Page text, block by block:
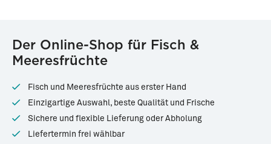
Der Online-Shop für Fisch &
Meeresfrüchte
Fisch und Meeresfrüchte aus erster Hand
Einzigartige Auswahl, beste Qualität und Frische
Sichere und flexible Lieferung oder Abholung
Liefertermin frei wählbar